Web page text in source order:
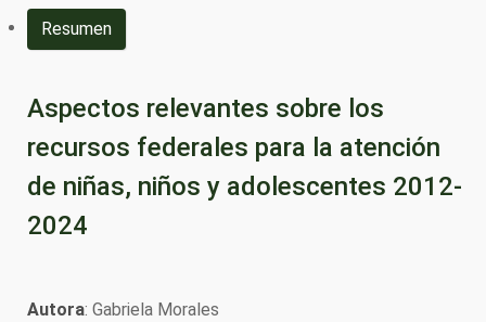
Resumen
Aspectos relevantes sobre los
recursos federales para la atención
de niñas, niños y adolescentes 2012-
2024
Autora: Gabriela Morales